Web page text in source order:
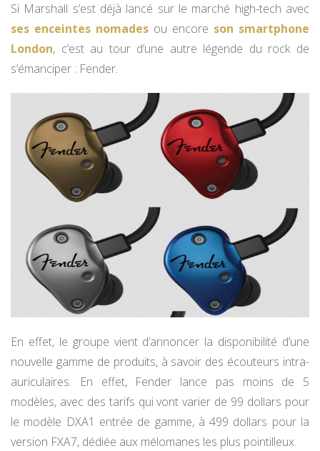
Si Marshall s’est déjà lancé sur le marché high-tech avec
ses enceintes nomades ou encore son smartphone
London, c’est au tour d’une autre légende du rock de
s’émanciper : Fender.
En effet, le groupe vient d’annoncer la disponibilité d’une
nouvelle gamme de produits, à savoir des écouteurs intra-
auriculaires. En effet, Fender lance pas moins de 5
modèles, avec des tarifs qui vont varier de 99 dollars pour
le modèle DXA1 entrée de gamme, à 499 dollars pour la
version FXA7, dédiée aux mélomanes les plus pointilleux.